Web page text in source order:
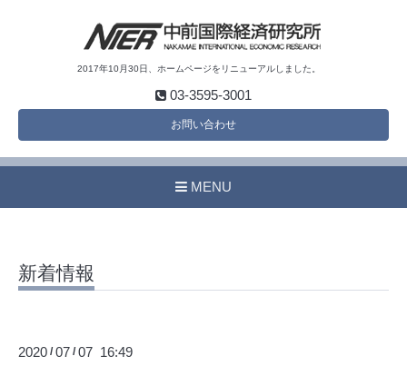
2017年10月30日、ホームページをリニューアルしました。
03-3595-3001
お問い合わせ
MENU
新着情報
2020 /07 /07 16:49